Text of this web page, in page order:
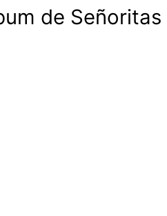
de Señoritas